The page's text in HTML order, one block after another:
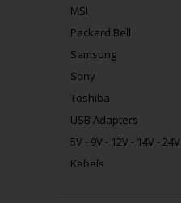
MSI
Packard Bell
Samsung
Sony
Toshiba
USB Adapters
5V - 9V - 12V - 14V - 24V
Kabels